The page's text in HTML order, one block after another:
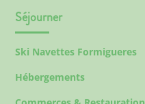
Séjourner
Ski Navettes Formigueres
Hébergements